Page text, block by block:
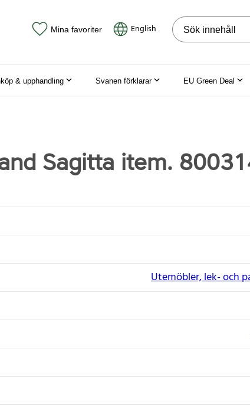
Mina favoriter English Sök på
& upphandling Svanen förklarar EU Green Deal
Sagitta item.
Utemöbler, lek- och